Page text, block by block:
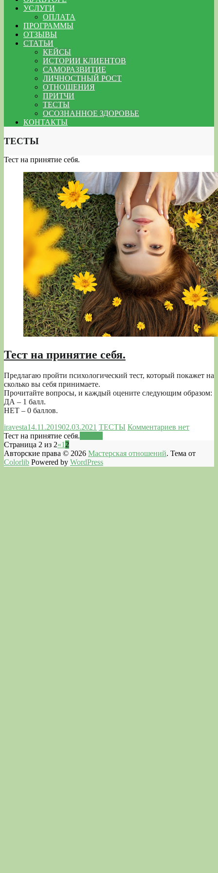
УСЛУГИ
ОПЛАТА
ПРОГРАММЫ
ОТЗЫВЫ
СТАТЬИ
КЕЙСЫ
ИСТОРИИ КЛИЕНТОВ
САМОРАЗВИТИЕ
ЛИЧНОСТНЫЙ РОСТ
ОТНОШЕНИЯ
ПРИТЧИ
ТЕСТЫ
ОСОЗНАННОЕ ЗДОРОВЬЕ
КОНТАКТЫ
ТЕСТЫ
Тест на принятие себя.
Тест на принятие себя.
Предлагаю пройти психологический тест, который покажет на
сколько вы себя принимаете.
Прочитайте вопросы, и каждый оцените следующим образом:
ДА – 1 балл.
НЕТ – 0 баллов.
iravesta14.11.201902.03.2021 ТЕСТЫ Комментариев нет
Тест на принятие себя.
Страница 2 из 2«1 2
Авторские права © 2026 Мастерская отношений. Тема от
Colorlib Powered by WordPress